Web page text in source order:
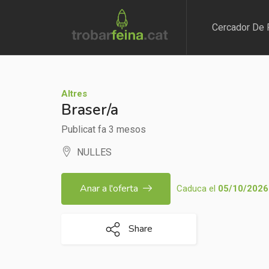
Cercador De
Altres
Braser/a
Publicat fa 3 mesos
NULLES
Caduca el 05/10/2026
Anar a l'oferta
Share